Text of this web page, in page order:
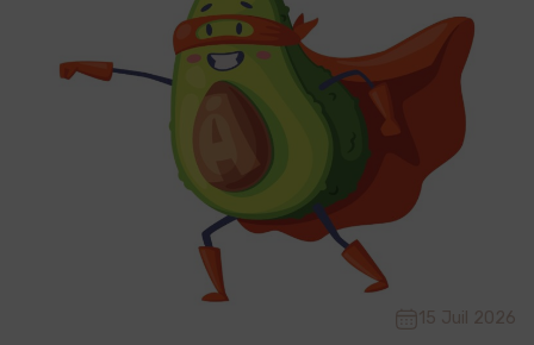
15 Juil 2026